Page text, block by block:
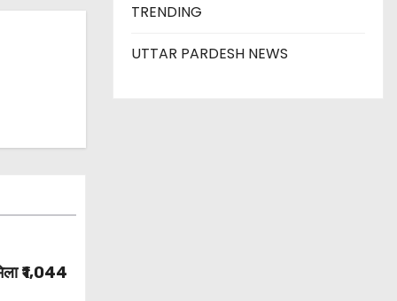
₹1,044
TRENDING
UTTAR PARDESH NEWS